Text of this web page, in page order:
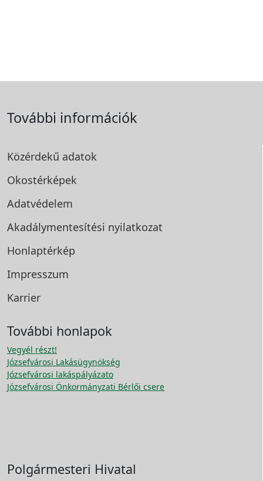
További információk
Közérdekű adatok
Okostérképek
Adatvédelem
Akadálymentesítési nyilatkozat
Honlaptérkép
Impresszum
Karrier
További honlapok
Vegyél részt!
Józsefvárosi Lakásügynökség
Józsefvárosi lakáspályázato
Józsefvárosi Önkormányzati Bérlői csere
Polgármesteri Hivatal